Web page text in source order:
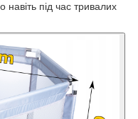
під час тривалих